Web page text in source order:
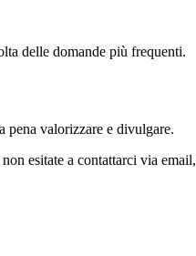
delle domande più frequenti.
pena valorizzare e divulgare.
esitate a contattarci via